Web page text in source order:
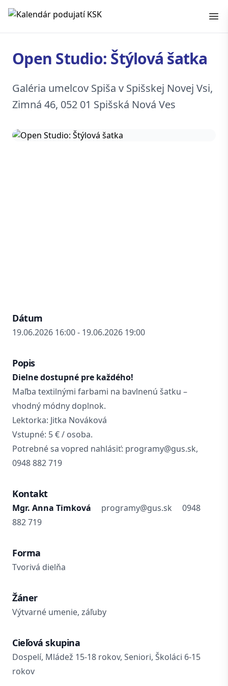
Kalendár podujatí KSK
Open Studio: Štýlová šatka
Galéria umelcov Spiša v Spišskej Novej Vsi,
Zimná 46, 052 01 Spišská Nová Ves
Dátum
19.06.2026 16:00 - 19.06.2026 19:00
Popis
Dielne dostupné pre každého!
Maľba textilnými farbami na bavlnenú šatku –
vhodný módny doplnok.
Lektorka: Jitka Nováková
Vstupné: 5 € / osoba.
Potrebné sa vopred nahlásiť: programy@gus.sk,
0948 882 719
Kontakt
Mgr. Anna Timková programy@gus.sk
0948
882 719
Forma
Tvorivá dielňa
Žáner
Výtvarné umenie, záľuby
Cieľová skupina
Dospelí, Mládež 15-18 rokov, Seniori, Školáci 6-15
rokov